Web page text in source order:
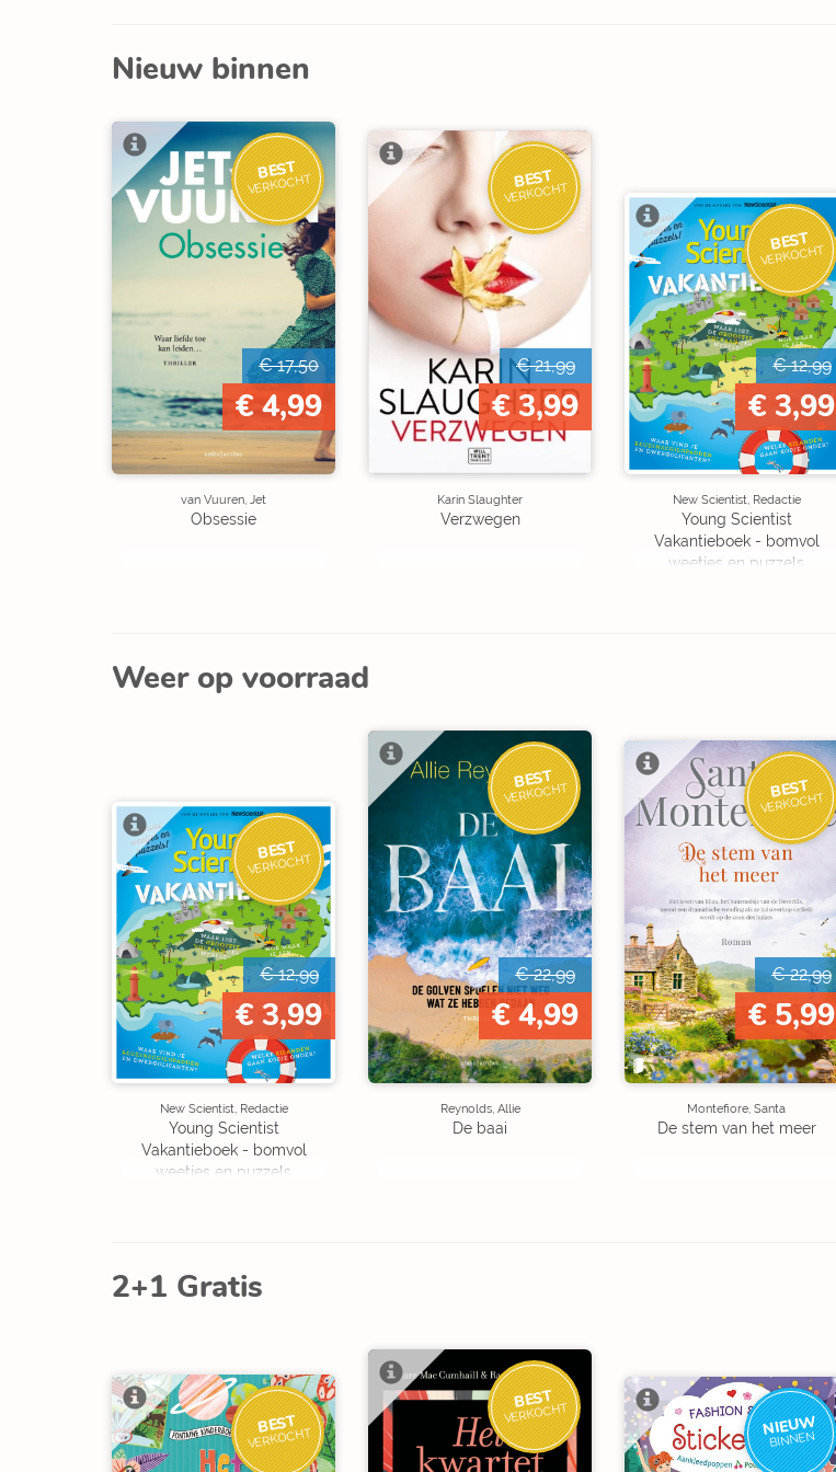
Nieuw binnen
BEST
VERKOCHT
€ 17,50
€ 4,99
van Vuuren, Jet
Obsessie
BEST
VERKOCHT
€ 21,99
€ 3,99
Karin Slaughter
Verzwegen
BEST
VERKOCHT
€ 12,99
€ 3,99
New Scientist, Redactie
Young Scientist
Vakantieboek - bomvol
weetjes en puzzels
Weer op voorraad
BEST
VERKOCHT
€ 12,99
€ 3,99
New Scientist, Redactie
Young Scientist
Vakantieboek - bomvol
weetjes en puzzels
BEST
VERKOCHT
€ 22,99
€ 4,99
Reynolds, Allie
De baai
BEST
VERKOCHT
€ 22,99
€ 5,99
Montefiore, Santa
De stem van het meer
2+1 Gratis
BEST
VERKOCHT
BEST
VERKOCHT NIEUW
BINNEN